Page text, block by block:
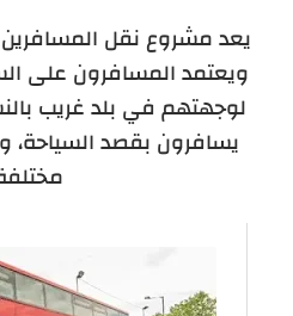
يعد مشروع نقل المسافرين
ويعتمد المسافرون على
لوجهتهم في بلد غريب
يسافرون بقصد السياحة،